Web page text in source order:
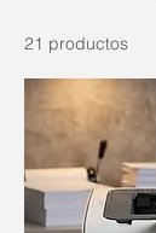
21 productos